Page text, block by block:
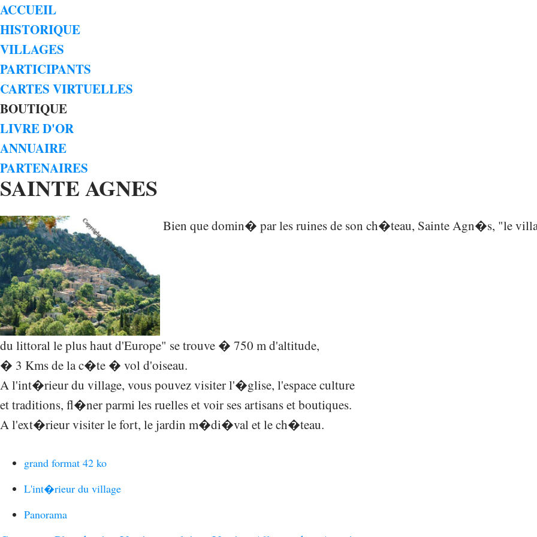
ACCUEIL
HISTORIQUE
VILLAGES
PARTICIPANTS
CARTES VIRTUELLES
BOUTIQUE
LIVRE D'OR
ANNUAIRE
PARTENAIRES
SAINTE AGNES
Bien que domin� par les ruines de son ch�teau, Sainte Agn�s, "le
du littoral le plus haut d'Europe" se trouve � 750 m d'altitude,
� 3 Kms de la c�te � vol d'oiseau.
A l'int�rieur du village, vous pouvez visiter l'�glise, l'espace culture
et traditions, fl�ner parmi les ruelles et voir ses artisans et boutiques.
A l'ext�rieur visiter le fort, le jardin m�di�val et le ch�teau.
grand format 42 ko
L'int�rieur du village
Panorama